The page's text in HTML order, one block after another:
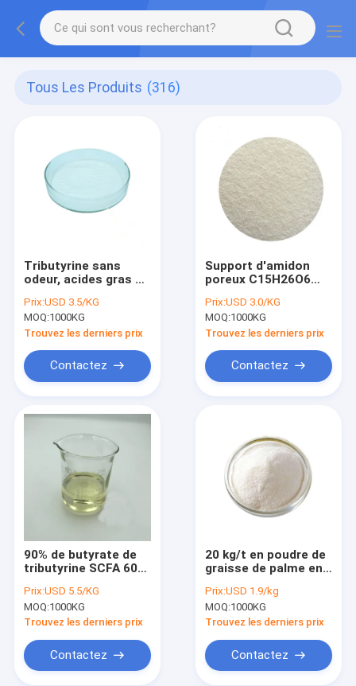
Tous Les Produits (316)
Tributyrine sans
odeur, acides gras à
butyrate, bonne
fluidité
Prix:USD 3.5/KG
MOQ:1000KG
Trouvez les derniers prix
Contactez
Support d'amidon
poreux C15H26O6
courte Butyrate
Libération à 100 %
Prix:USD 3.0/KG
MOQ:1000KG
Trouvez les derniers prix
Contactez
90% de butyrate de
tributyrine SCFA 60-
chaîne courte
Prix:USD 5.5/KG
MOQ:1000KG
Trouvez les derniers prix
Contactez
20 kg/t en poudre de
graisse de palme en
Huile d'acide gras de
palme pour volaille
Prix:USD 1.9/kg
MOQ:1000KG
Trouvez les derniers prix
Contactez